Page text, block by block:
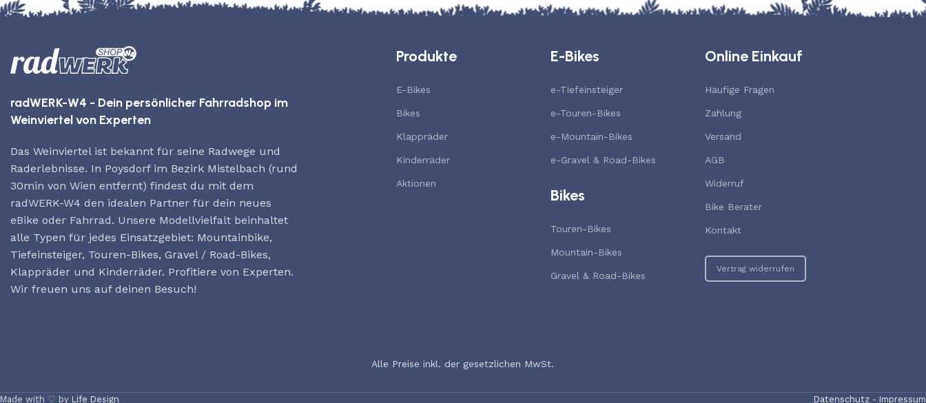
radWERK-W4 - Dein persönlicher Fahrradshop im
Weinviertel von Experten
Das Weinviertel ist bekannt für seine Radwege und
Raderlebnisse. In Poysdorf im Bezirk Mistelbach (rund
30min von Wien entfernt) findest du mit dem
radWERK-W4 den idealen Partner für dein neues
eBike oder Fahrrad. Unsere Modellvielfalt beinhaltet
alle Typen für jedes Einsatzgebiet: Mountainbike,
Tiefeinsteiger, Touren-Bikes, Gravel / Road-Bikes,
Klappräder und Kinderräder. Profitiere von Experten.
Wir freuen uns auf deinen Besuch!
Produkte
E-Bikes
Bikes
Klappräder
Kinderräder
Aktionen
E-Bikes
e-Tiefeinsteiger
e-Touren-Bikes
e-Mountain-Bikes
e-Gravel & Road-Bikes
Bikes
Touren-Bikes
Mountain-Bikes
Gravel & Road-Bikes
Online Einkauf
Häufige Fragen
Zahlung
Versand
AGB
Widerruf
Bike Berater
Kontakt
Vertrag widerrufen
Alle Preise inkl. der gesetzlichen MwSt.
Made with ♡ by Life Design Datenschutz - Impressum